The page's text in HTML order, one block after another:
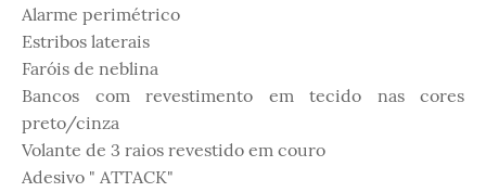
Alarme perimétrico
Estribos laterais
Faróis de neblina
Bancos com revestimento em tecido nas cores
preto/cinza
Volante de 3 raios revestido em couro
Adesivo " ATTACK"